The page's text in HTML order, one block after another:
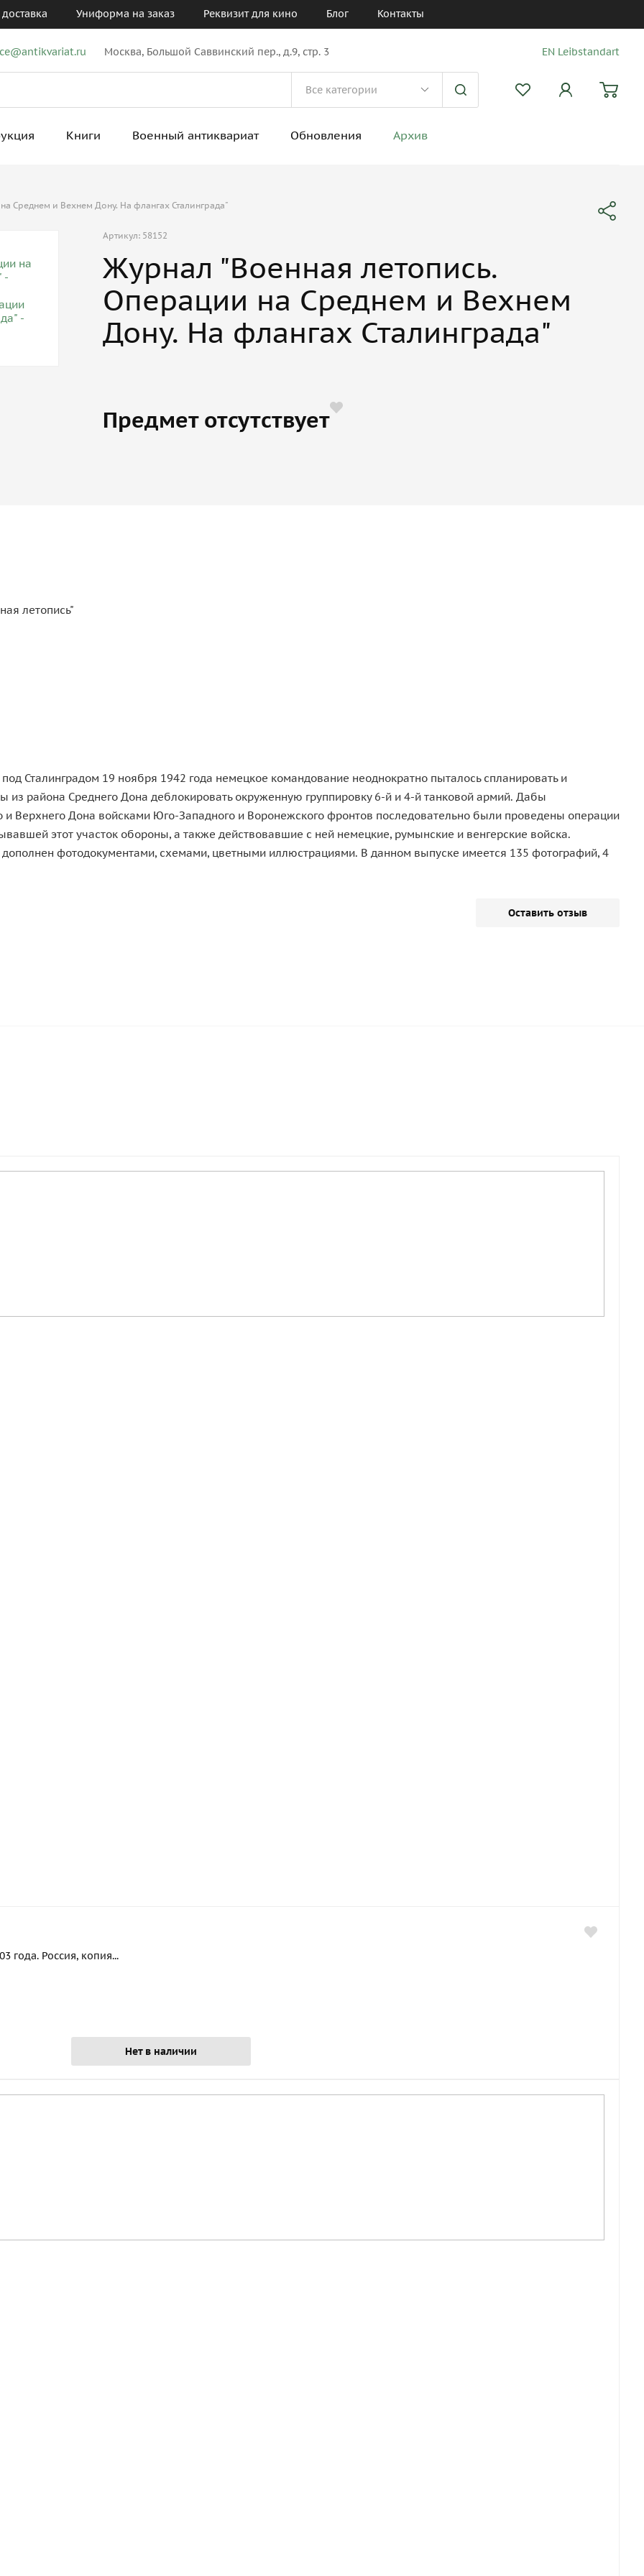
Униформа на заказ Реквизит для кино Блог Контакты
Москва, Большой Саввинский пер., д.9, стр. 3 EN Leibstandart
Книги Военный антиквариат Обновления Архив
Среднем и Вехнем Дону. На флангах Сталинграда"
Артикул: 58152
Журнал "Военная летопись.
Операции на Среднем и Вехнем
Дону. На флангах Сталинграда"
Предмет отсутствует
летопись"
Сталинградом 19 ноября 1942 года немецкое командование неоднократно пыталось спланировать и
из района Среднего Дона деблокировать окруженную группировку 6-й и 4-й танковой армий. Дабы
и Верхнего Дона войсками Юго-Западного и Воронежского фронтов последовательно были проведены операции
этот участок обороны, а также действовавшие с ней немецкие, румынские и венгерские войска.
дополнен фотодокументами, схемами, цветными иллюстрациями. В данном выпуске имеется 135 фотографий, 4
Оставить отзыв
года. Россия, копия...
Нет в наличии